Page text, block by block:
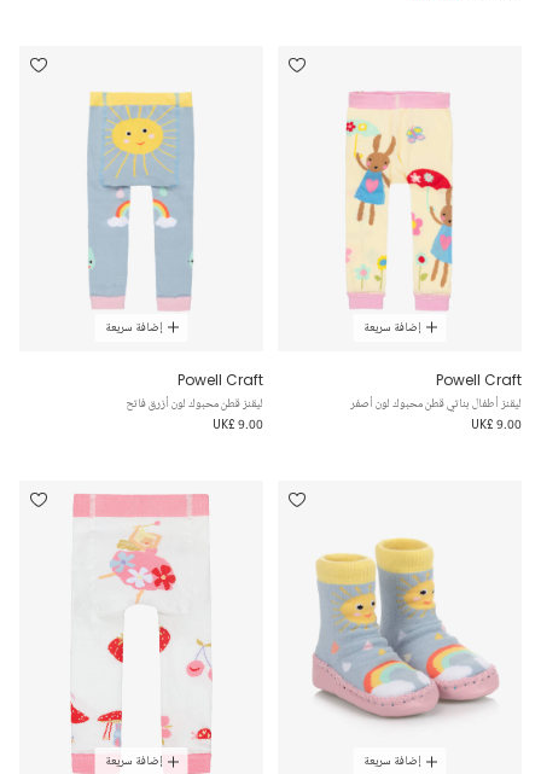
إضافة سريعة
Powell Craft
ليقنز أطفال بناتي قطن محبوك لون أصفر
UK£ 9.00
إضافة سريعة
Powell Craft
ليقنز قطن محبوك لون أزرق فاتح
UK£ 9.00
إضافة سريعة إضافة سريعة